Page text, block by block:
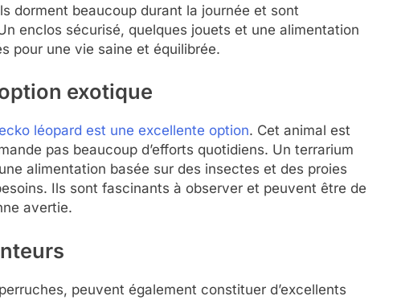
dorment beaucoup durant la journée et sont
enclos sécurisé, quelques jouets et une alimentation
pour une vie saine et équilibrée.
exotique
léopard est une excellente option. Cet animal est
pas beaucoup d’efforts quotidiens. Un terrarium
alimentation basée sur des insectes et des proies
Ils sont fascinants à observer et peuvent être de
avertie.
peuvent également constituer d’excellents